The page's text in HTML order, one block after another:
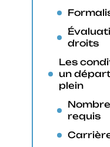
droits
Les
un
plein
requis